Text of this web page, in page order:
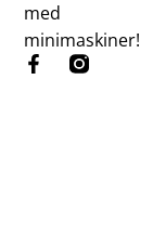
med
minimaskiner!